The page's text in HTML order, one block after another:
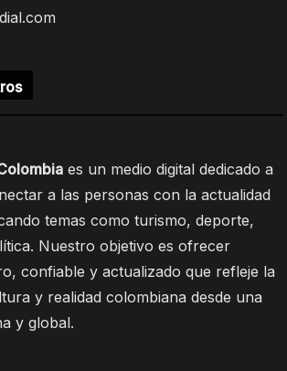
es un medio digital dedicado a
a las personas con la actualidad
temas como turismo, deporte,
Nuestro objetivo es ofrecer
confiable y actualizado que refleje la
y realidad colombiana desde una
y global.